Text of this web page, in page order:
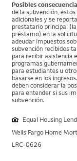
Posibles
de la subvención,
adicionales y se
prestatario principal
préstamo) en la
adeudar impuestos
subvención recibidos
para recibir asistencia
programas
para estudiantes u
basarse en los
deben considerar la
para entender si sus
subvención.
Equal Housing
Wells Fargo Home
LRC-0626